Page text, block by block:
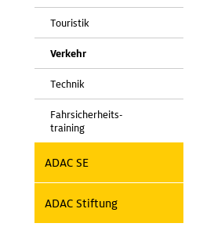
Touristik
Verkehr
Technik
Fahrsicherheits-
training
ADAC SE
ADAC Stiftung